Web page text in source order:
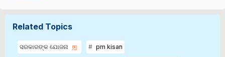
Related Topics
ସରକାରଙ୍କ ଯୋଜନା pm kisan